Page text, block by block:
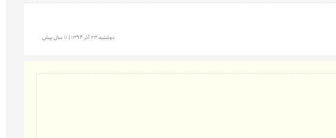
دوشنبه 23 آذر 1394 | 11 سال پیش